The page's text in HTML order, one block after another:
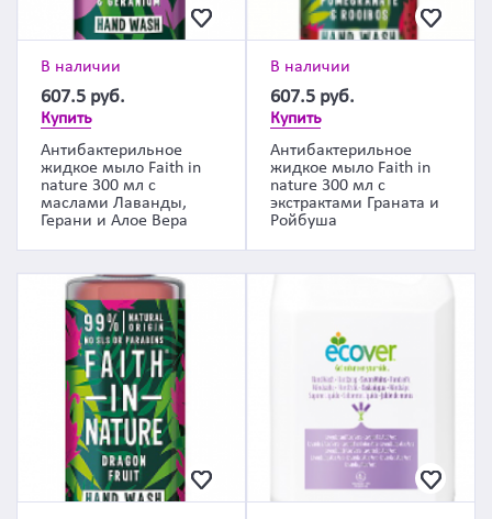
В наличии
607.5 руб.
Купить
Антибактерильное
жидкое мыло Faith in
nature 300 мл с
маслами Лаванды,
Герани и Алое Вера
В наличии
607.5 руб.
Купить
Антибактерильное
жидкое мыло Faith in
nature 300 мл с
экстрактами Граната и
Ройбуша